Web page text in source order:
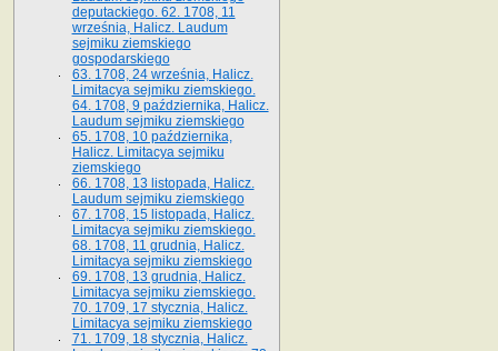
deputackiego. 62. 1708, 11
września, Halicz. Laudum
sejmiku ziemskiego
gospodarskiego
63. 1708, 24 września, Halicz.
Limitacya sejmiku ziemskiego.
64. 1708, 9 października, Halicz.
Laudum sejmiku ziemskiego
65­. 1708, 10 października,
Halicz. Limitacya sejmiku
ziemskiego
66. 1708, 13 listopada, Halicz.
Laudum sejmiku ziemskiego
67. 1708, 15 listopada, Halicz.
Limitacya sejmiku ziemskiego.
68. 1708, 11 grudnia, Halicz.
Limitacya sejmiku ziemskiego
69. 1708, 13 grudnia, Halicz.
Limitacya sejmiku ziemskiego.
70. 1709, 17 stycznia, Halicz.
Limitacya sejmiku ziemskiego
71. 1709, 18 stycznia, Halicz.